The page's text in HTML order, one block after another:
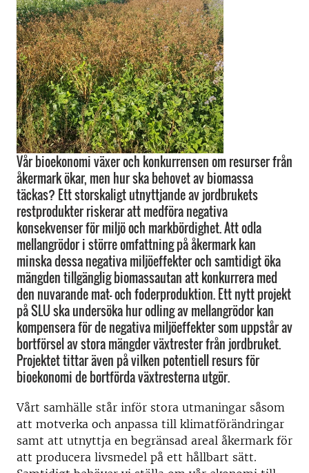
Vår bioekonomi växer och konkurrensen om resurser från
åkermark ökar, men hur ska behovet av biomassa
täckas? Ett storskaligt utnyttjande av jordbrukets
restprodukter riskerar att medföra negativa
konsekvenser för miljö och markbördighet. Att odla
mellangrödor i större omfattning på åkermark kan
minska dessa negativa miljöeffekter och samtidigt öka
mängden tillgänglig biomassautan att konkurrera med
den nuvarande mat- och foderproduktion. Ett nytt projekt
på SLU ska undersöka hur odling av mellangrödor kan
kompensera för de negativa miljöeffekter som uppstår av
bortförsel av stora mängder växtrester från jordbruket.
Projektet tittar även på vilken potentiell resurs för
bioekonomi de bortförda växtresterna utgör.
Vårt samhälle står inför stora utmaningar såsom
att motverka och anpassa till klimatförändringar
samt att utnyttja en begränsad areal åkermark för
att producera livsmedel på ett hållbart sätt.